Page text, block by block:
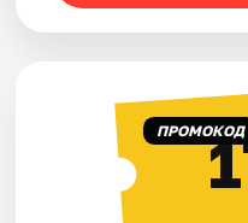
ПРОМОКОД